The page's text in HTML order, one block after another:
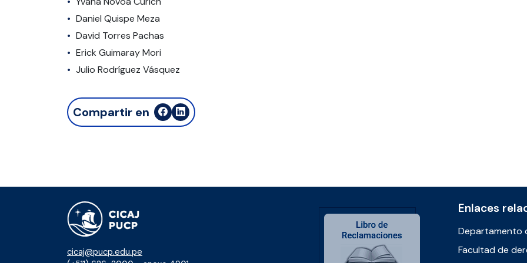
Daniel Quispe Meza
David Torres Pachas
Erick Guimaray Mori
Julio Rodríguez Vásquez
Compartir en
cicaj@pucp.edu.pe
Enlaces
Departamento
Facultad de